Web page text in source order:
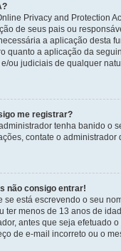
Privacy and Protection
de seus pais ou
a aplicação desta
quanto a aplicação da
ou judiciais de qualquer
me registrar?
tenha banido o
contate o administrador
não consigo entrar!
se está escrevendo o seu
ter menos de 13 anos de
antes que seja efetuado
de e-mail incorreto ou o